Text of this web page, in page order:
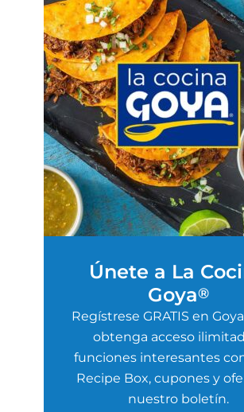
Únete a La
Goya®
Regístrese GRATIS en
obtenga acceso
funciones interesantes
Recipe Box, cupones y
nuestro boletín.